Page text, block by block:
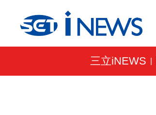
三立iNEWS